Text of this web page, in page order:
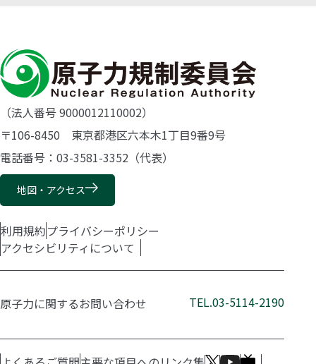
（法人番号 9000012110002）
〒106-8450 東京都港区六本木1丁目9番9号
電話番号：03-3581-3352（代表）
地図・アクセス
利用規約プライバシーポリシー
アクセシビリティについて
原子力に関するお問い合わせ TEL.03-5114-2190